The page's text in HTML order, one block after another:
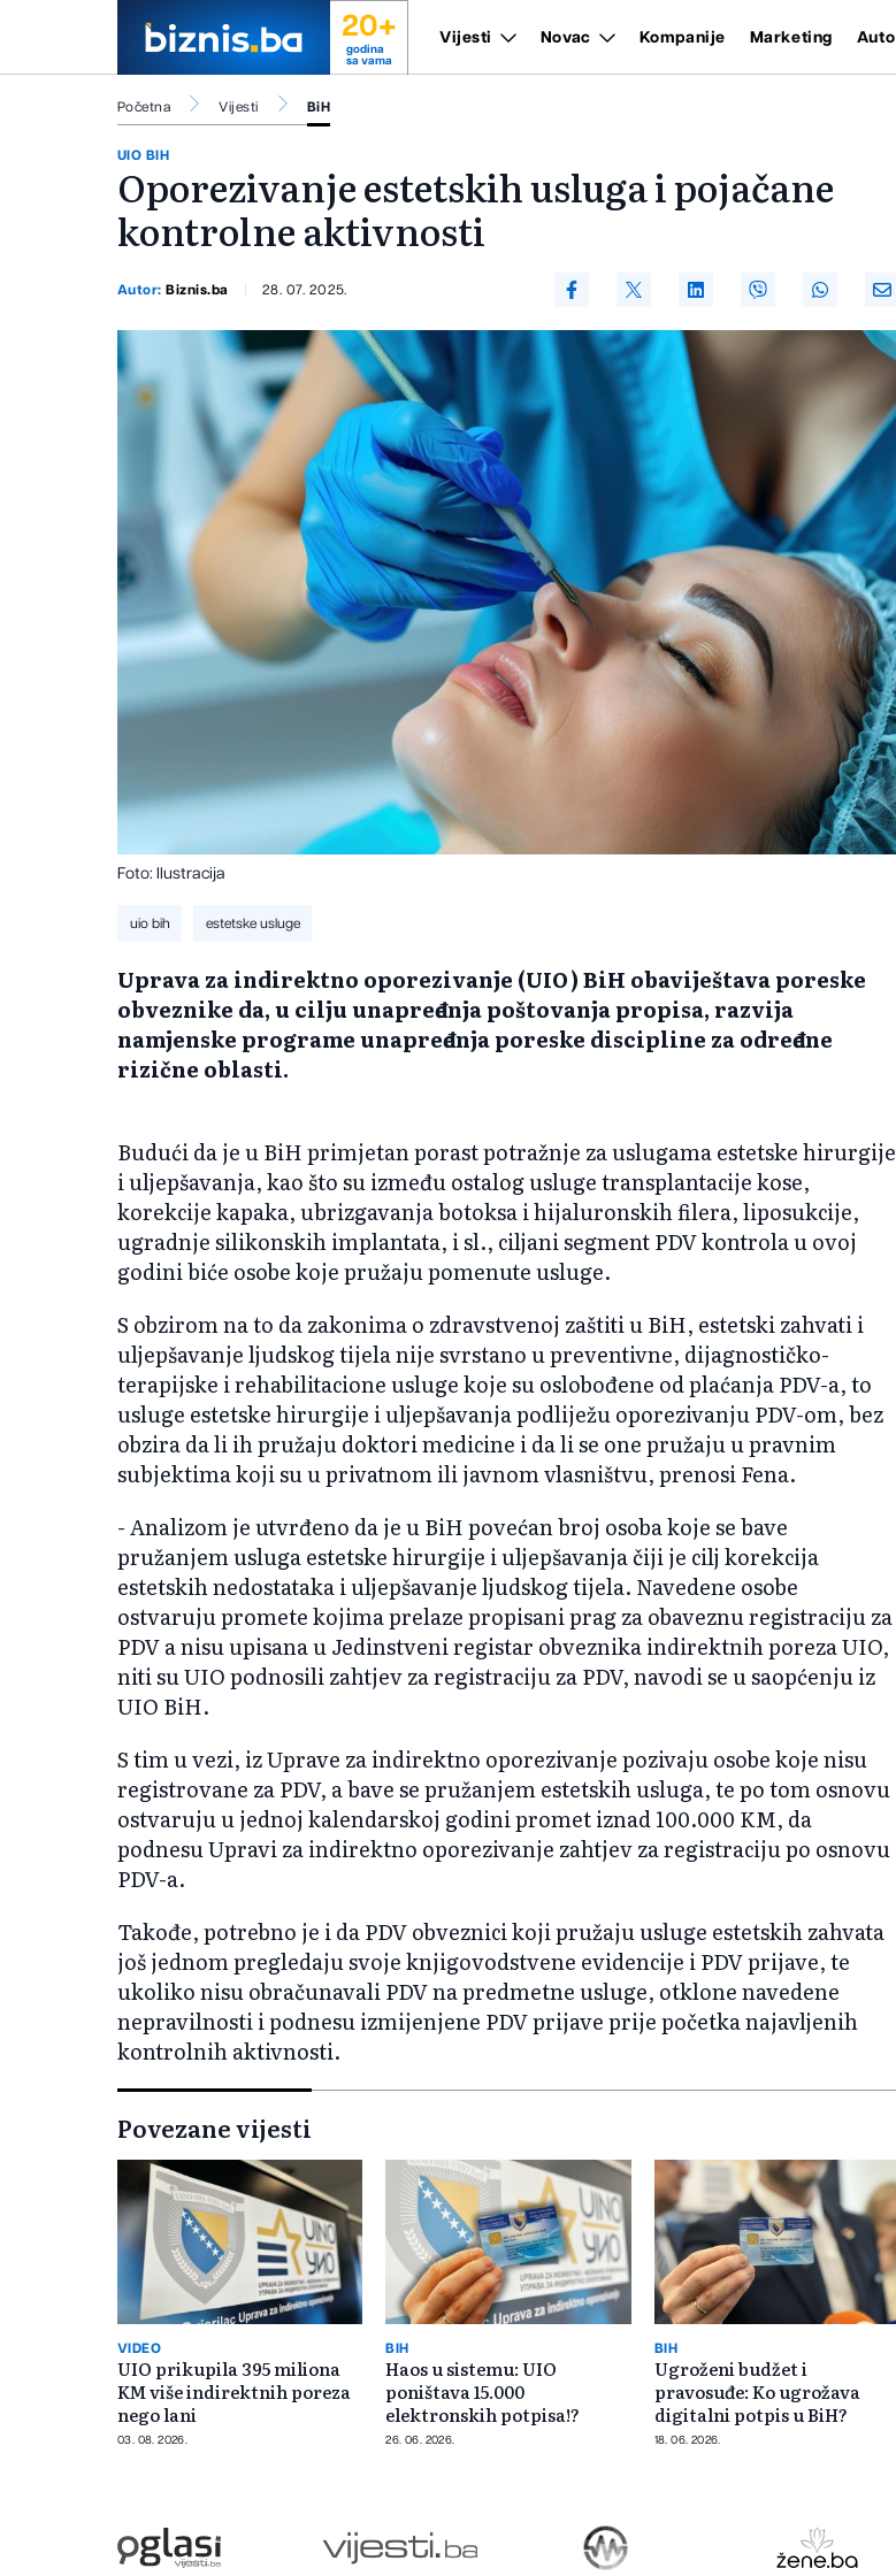
20+
godina
sa vama
Vijesti Novac Kompanije Marketing Auto
Početna Vijesti BiH
UIO BIH
Oporezivanje estetskih usluga i pojačane
kontrolne aktivnosti
Autor:Biznis.ba 28. 07. 2025.
Foto: Ilustracija
uio bih estetske usluge
Uprava za indirektno oporezivanje (UIO) BiH obaviještava poreske
obveznike da, u cilju unapređenja poštovanja propisa, razvija
namjenske programe unapređenja poreske discipline za određene
rizične oblasti.
Budući da je u BiH primjetan porast potražnje za uslugama estetske hirurgije
i uljepšavanja, kao što su između ostalog usluge transplantacije kose,
korekcije kapaka, ubrizgavanja botoksa i hijaluronskih filera, liposukcije,
ugradnje silikonskih implantata, i sl., ciljani segment PDV kontrola u ovoj
godini biće osobe koje pružaju pomenute usluge.
S obzirom na to da zakonima o zdravstvenoj zaštiti u BiH, estetski zahvati i
uljepšavanje ljudskog tijela nije svrstano u preventivne, dijagnostičko-
terapijske i rehabilitacione usluge koje su oslobođene od plaćanja PDV-a, to
usluge estetske hirurgije i uljepšavanja podliježu oporezivanju PDV-om, bez
obzira da li ih pružaju doktori medicine i da li se one pružaju u pravnim
subjektima koji su u privatnom ili javnom vlasništvu, prenosi Fena.
- Analizom je utvrđeno da je u BiH povećan broj osoba koje se bave
pružanjem usluga estetske hirurgije i uljepšavanja čiji je cilj korekcija
estetskih nedostataka i uljepšavanje ljudskog tijela. Navedene osobe
ostvaruju promete kojima prelaze propisani prag za obaveznu registraciju za
PDV a nisu upisana u Jedinstveni registar obveznika indirektnih poreza UIO,
niti su UIO podnosili zahtjev za registraciju za PDV, navodi se u saopćenju iz
UIO BiH.
S tim u vezi, iz Uprave za indirektno oporezivanje pozivaju osobe koje nisu
registrovane za PDV, a bave se pružanjem estetskih usluga, te po tom osnovu
ostvaruju u jednoj kalendarskoj godini promet iznad 100.000 KM, da
podnesu Upravi za indirektno oporezivanje zahtjev za registraciju po osnovu
PDV-a.
Takođe, potrebno je i da PDV obveznici koji pružaju usluge estetskih zahvata
još jednom pregledaju svoje knjigovodstvene evidencije i PDV prijave, te
ukoliko nisu obračunavali PDV na predmetne usluge, otklone navedene
nepravilnosti i podnesu izmijenjene PDV prijave prije početka najavljenih
kontrolnih aktivnosti.
Povezane vijesti
VIDEO
UIO prikupila 395 miliona
KM više indirektnih poreza
nego lani
03. 08. 2026.
BIH
Haos u sistemu: UIO
poništava 15.000
elektronskih potpisa!?
26. 06. 2026.
BIH
Ugroženi budžet i
pravosuđe: Ko ugrožava
digitalni potpis u BiH?
18. 06. 2026.